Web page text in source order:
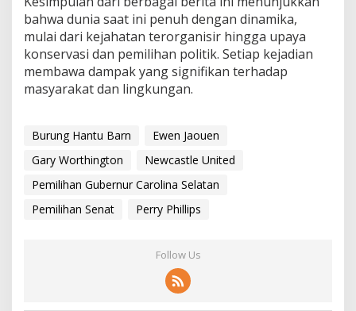
bahwa dunia saat ini penuh dengan dinamika,
mulai dari kejahatan terorganisir hingga upaya
konservasi dan pemilihan politik. Setiap kejadian
membawa dampak yang signifikan terhadap
masyarakat dan lingkungan.
Burung Hantu Barn
Ewen Jaouen
Gary Worthington
Newcastle United
Pemilihan Gubernur Carolina Selatan
Pemilihan Senat
Perry Phillips
Follow Us